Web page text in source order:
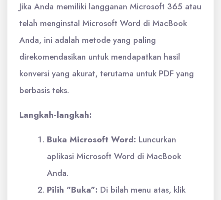
Jika Anda memiliki langganan Microsoft 365 atau
telah menginstal Microsoft Word di MacBook
Anda, ini adalah metode yang paling
direkomendasikan untuk mendapatkan hasil
konversi yang akurat, terutama untuk PDF yang
berbasis teks.
Langkah-langkah:
Buka Microsoft Word: Luncurkan
aplikasi Microsoft Word di MacBook
Anda.
Pilih "Buka": Di bilah menu atas, klik